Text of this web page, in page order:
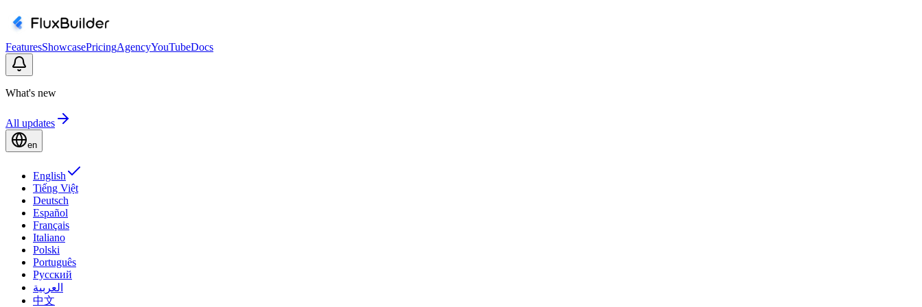
FeaturesShowcasePricingAgencyYouTubeDocs
What's new
All updates
en
English
Tiếng Việt
Deutsch
Español
Français
Italiano
Polski
Português
Русский
العربية
中文